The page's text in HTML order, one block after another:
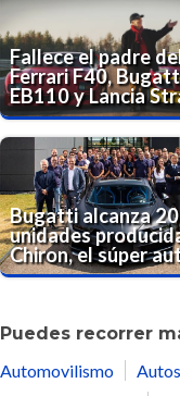
Fallece el padre
Ferrari F40,
EB110 y Lancia
Bugatti alcanza
unidades
Chiron, el súper
Puedes recorrer
Automovilismo